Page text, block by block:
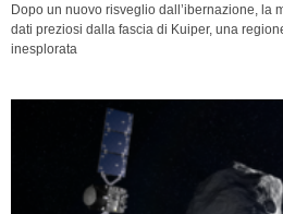
Dopo un nuovo risveglio dall’ibernazione, la
dati preziosi dalla fascia di Kuiper, una
inesplorata